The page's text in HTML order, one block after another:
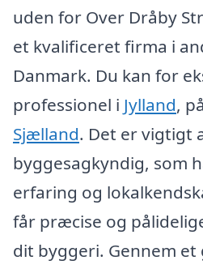
uden for Over Dråby
et kvalificeret firma i
Danmark. Du kan for
professionel i Jylland, på
Sjælland. Det er vigtigt
byggesagkyndig, som
erfaring og
får præcise og
dit byggeri. Gennem